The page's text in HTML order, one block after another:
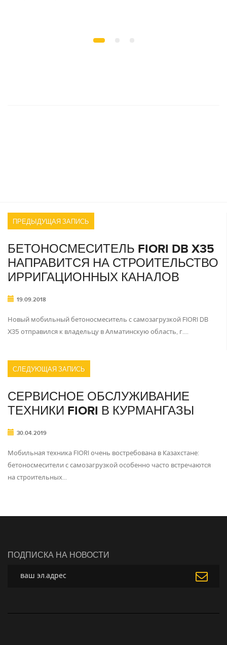
ПРЕДЫДУЩАЯ ЗАПИСЬ
БЕТОНОСМЕСИТЕЛЬ FIORI DB X35
НАПРАВИТСЯ НА СТРОИТЕЛЬСТВО
ИРРИГАЦИОННЫХ КАНАЛОВ
19.09.2018
Новый мобильный бетоносмеситель с самозагрузкой FIORI DB
X35 отправился к владельцу в Алматинскую область, г.…
СЛЕДУЮЩАЯ ЗАПИСЬ
СЕРВИСНОЕ ОБСЛУЖИВАНИЕ
ТЕХНИКИ FIORI В КУРМАНГАЗЫ
30.04.2019
Мобильная техника FIORI очень востребована в Казахстане:
бетоносмесители с самозагрузкой особенно часто встречаются
на строительных…
ПОДПИСКА НА НОВОСТИ